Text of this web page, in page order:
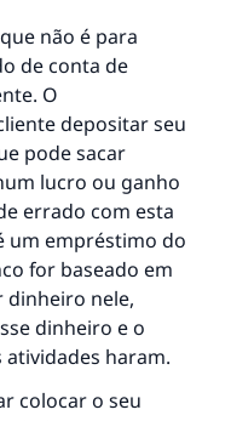
não é para
de conta de
O
depositar seu
pode sacar
lucro ou ganho
errado com esta
um empréstimo do
for baseado em
dinheiro nele,
dinheiro e o
haram.
colocar o seu